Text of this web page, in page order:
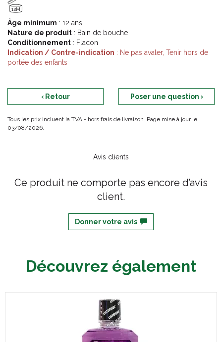
12M
Âge minimum : 12 ans
Nature de produit : Bain de bouche
Conditionnement : Flacon
Indication / Contre-indication : Ne pas avaler, Tenir hors de
portée des enfants
‹ Retour Poser une question ›
Tous les prix incluent la TVA - hors frais de livraison. Page mise à jour le
03/08/2026.
Avis clients
Ce produit ne comporte pas encore d’avis
client.
Donner votre avis
Découvrez également